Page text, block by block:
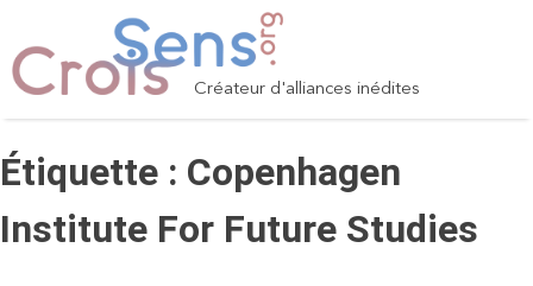
content
Créateur d'alliances inédites
Étiquette : Copenhagen
Institute For Future Studies